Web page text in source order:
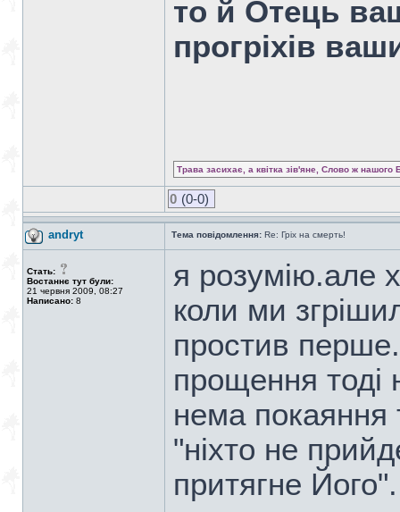
то й Отець
прогріхів
Трава засихає, а квітка зів'яне, Слово ж нашого
0 (0-0)
andryt Тема повідомлення: Re: Гріх на смерть!
Стать:
Востаннє тут були:
21 червня 2009, 08:27
Написано: 8
я розумію.але
коли ми
простив
прощення тоді
нема покаяння
"ніхто не
притягне Його".